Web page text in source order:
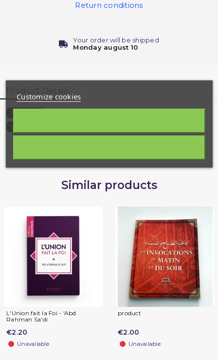
Return conditions
Your order will be shipped
Monday august 10
Product Details
Reference
EAN13
Similar products
L'Union fait la Foi - 'Abd
Rahman Sa'di
€2.20
Unavailable
product
€2.00
Unavailable
Customize cookies